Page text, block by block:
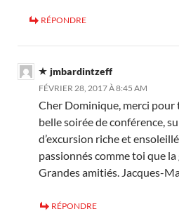
RÉPONDRE
jmbardintzeff
FÉVRIER 28, 2017 À 8:45 AM
Cher Dominique, merci pour
belle soirée de conférence,
d’excursion riche et
passionnés comme toi que
Grandes amitiés. Jacques-
RÉPONDRE